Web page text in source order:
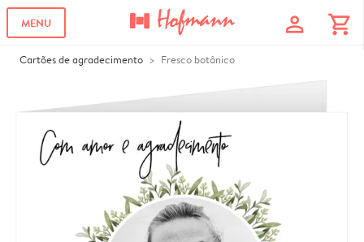
MENU profile shopping_cart
Cartões de agradecimento Fresco botânico